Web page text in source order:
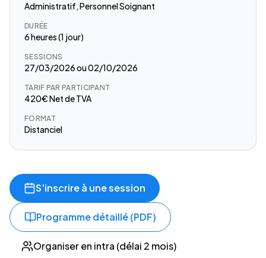
Administratif, Personnel Soignant
DURÉE
6 heures (1 jour)
SESSIONS
27/03/2026 ou 02/10/2026
TARIF PAR PARTICIPANT
420€ Net de TVA
FORMAT
Distanciel
S'inscrire à une session
Programme détaillé (PDF)
Organiser en intra (délai 2 mois)